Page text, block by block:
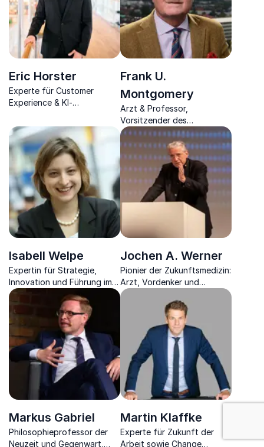
Eric Horster
Experte für Customer
Experience & KI-
mitreißender Redner
humorvoll, fundiert & direkt
Frank U.
Montgomery
Arzt & Professor,
Vorsitzender des
Weltärztebundes - gilt als
einer der profiliertesten
Gesundheitsexperten in
Deutschland.
Isabell Welpe
Expertin für Strategie,
Innovation und Führung im
digitalen Zeitalter.
Jochen A. Werner
Pionier der Zukunftsmedizin:
Arzt, Vordenker und
Impulsgeber für die
Gesundheitsstrategie von
Markus Gabriel
Philosophieprofessor der
Neuzeit und Gegenwart,
Martin Klaffke
Experte für Zukunft der
Arbeit sowie Change